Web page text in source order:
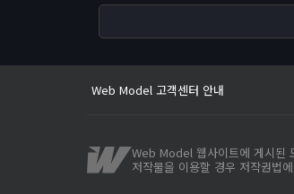
웹모델 오픈인사드립니다.
Web Model 고객센터 안내
Web Model 웹사이트에 게시된
저작물을 이용할 경우 저작권법